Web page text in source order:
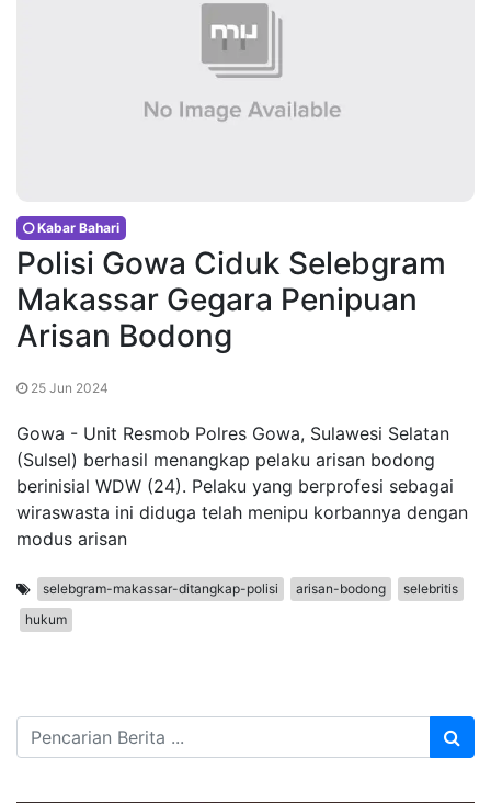
Kabar Bahari
Polisi Gowa Ciduk Selebgram
Makassar Gegara Penipuan
Arisan Bodong
25 Jun 2024
Gowa - Unit Resmob Polres Gowa, Sulawesi Selatan
(Sulsel) berhasil menangkap pelaku arisan bodong
berinisial WDW (24). Pelaku yang berprofesi sebagai
wiraswasta ini diduga telah menipu korbannya dengan
modus arisan
selebgram-makassar-ditangkap-polisi arisan-bodong
selebritis
hukum